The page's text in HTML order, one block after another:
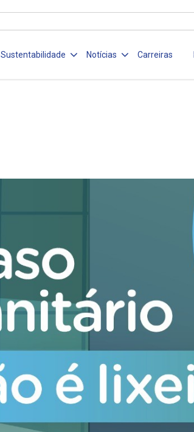
Sustentabilidade Notícias Carreiras